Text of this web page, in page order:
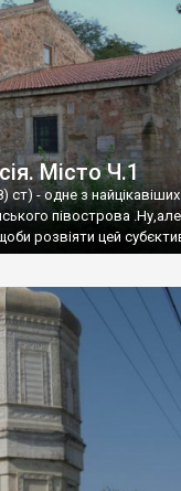
Місто Ч.1
- одне з найцікавіших
півострова .Ну,але
розвіяти цей